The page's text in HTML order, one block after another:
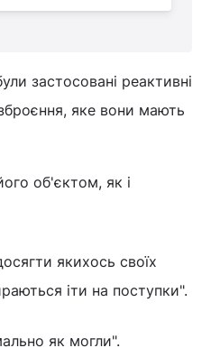
застосовані реактивні
яке вони мають
об'єктом, як і
якихось своїх
іти на поступки".
як могли".